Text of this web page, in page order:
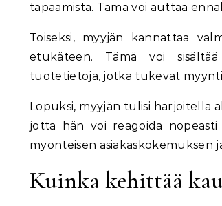
tapaamista. Tämä voi auttaa
Toiseksi, myyjän kannattaa
etukäteen. Tämä voi sisältää
tuotetietoja, jotka tukevat
Lopuksi, myyjän tulisi harjoitella
jotta hän voi reagoida
myönteisen asiakaskokemuksen
Kuinka kehittää